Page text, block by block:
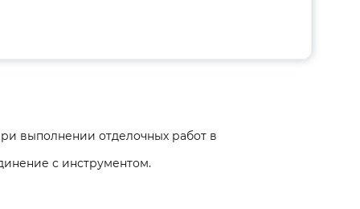
выполнении отделочных работ в
с инструментом.